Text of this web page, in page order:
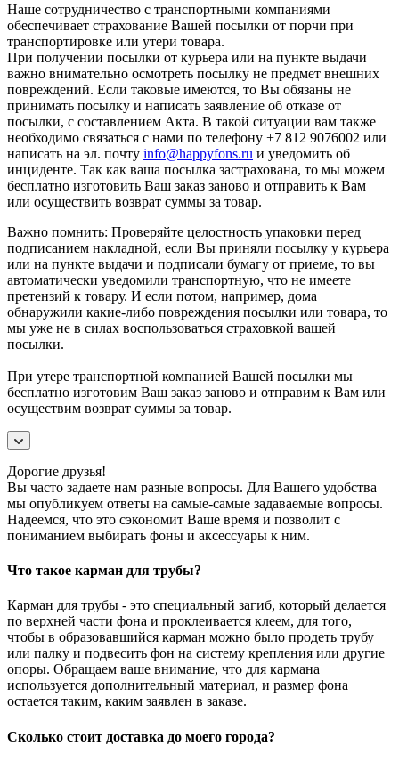
Наше сотрудничество с транспортными компаниями
обеспечивает страхование Вашей посылки от порчи при
транспортировке или утери товара.
При получении посылки от курьера или на пункте выдачи
важно внимательно осмотреть посылку не предмет внешних
повреждений. Если таковые имеются, то Вы обязаны не
принимать посылку и написать заявление об отказе от
посылки, с составлением Акта. В такой ситуации вам также
необходимо связаться с нами по телефону +7 812 9076002 или
написать на эл. почту info@happyfons.ru и уведомить об
инциденте. Так как ваша посылка застрахована, то мы можем
бесплатно изготовить Ваш заказ заново и отправить к Вам
или осуществить возврат суммы за товар.
Важно помнить: Проверяйте целостность упаковки перед
подписанием накладной, если Вы приняли посылку у курьера
или на пункте выдачи и подписали бумагу от приеме, то вы
автоматически уведомили транспортную, что не имеете
претензий к товару. И если потом, например, дома
обнаружили какие-либо повреждения посылки или товара, то
мы уже не в силах воспользоваться страховкой вашей
посылки.
При утере транспортной компанией Вашей посылки мы
бесплатно изготовим Ваш заказ заново и отправим к Вам или
осуществим возврат суммы за товар.
Дорогие друзья!
Вы часто задаете нам разные вопросы. Для Вашего удобства
мы опубликуем ответы на самые-самые задаваемые вопросы.
Надеемся, что это сэкономит Ваше время и позволит с
пониманием выбирать фоны и аксессуары к ним.
Что такое карман для трубы?
Карман для трубы - это специальный загиб, который делается
по верхней части фона и проклеивается клеем, для того,
чтобы в образовавшийся карман можно было продеть трубу
или палку и подвесить фон на систему крепления или другие
опоры. Обращаем ваше внимание, что для кармана
используется дополнительный материал, и размер фона
остается таким, каким заявлен в заказе.
Сколько стоит доставка до моего города?